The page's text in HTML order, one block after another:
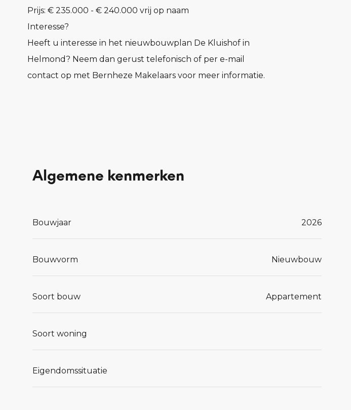
Prijs: € 235.000 - € 240.000 vrij op naam
Interesse?
Heeft u interesse in het nieuwbouwplan De Kluishof in
Helmond? Neem dan gerust telefonisch of per e-mail
contact op met Bernheze Makelaars voor meer informatie.
Algemene kenmerken
Bouwjaar 2026
Bouwvorm Nieuwbouw
Soort bouw Appartement
Soort woning
Eigendomssituatie